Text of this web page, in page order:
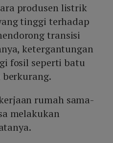
produsen listrik
tinggi terhadap
transisi
ketergantungan
fosil seperti batu
rumah sama-
melakukan